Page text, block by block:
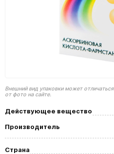
Внешний вид упаковки может отличаться
от фото на сайте.
Действующее вещество
Производитель
Страна